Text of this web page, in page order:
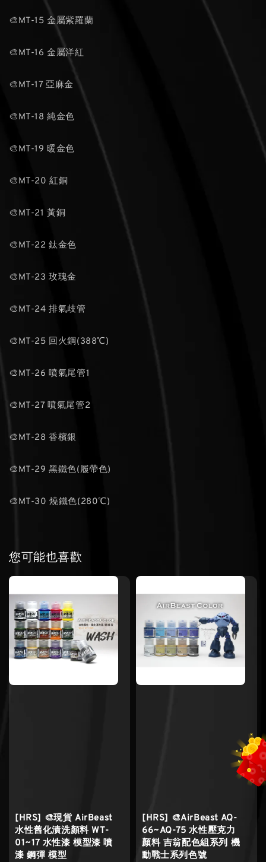
🎨MT-15 金屬紫羅蘭
🎨MT-16 金屬洋紅
🎨MT-17 亞麻金
🎨MT-18 純金色
🎨MT-19 暖金色
🎨MT-20 紅銅
🎨MT-21 黃銅
🎨MT-22 鈦金色
🎨MT-23 玫瑰金
🎨MT-24 排氣歧管
🎨MT-25 回火鋼(388℃)
🎨MT-26 噴氣尾管1
🎨MT-27 噴氣尾管2
🎨MT-28 香檳銀
🎨MT-29 黑鐵色(履帶色)
🎨MT-30 燒鐵色(280℃)
您可能也喜歡
[HRS] 🎨現貨 AirBeast
水性舊化漬洗顏料 WT-
01~17 水性漆 模型漆 噴
漆 鋼彈 模型
[HRS] 🎨AirBeast AQ-
66~AQ-75 水性壓克力
顏料 吉翁配色組系列 機
動戰士系列色號